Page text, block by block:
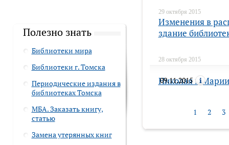
Полезно знать
Библиотеки мира
Библиотеки г. Томска
Периодические издания в
библиотеках Томска
МБА. Заказать книгу,
статью
Замена утерянных книг
29 октября 2015
Изменения в
здание
28 октября 2015
Николая и
09.11.2015
1 2 3